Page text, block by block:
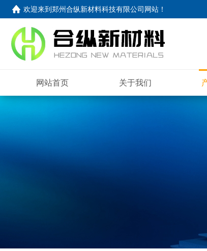
欢迎来到郑州合纵新材料科技有限公司网站 ！
网站首页 关于我们